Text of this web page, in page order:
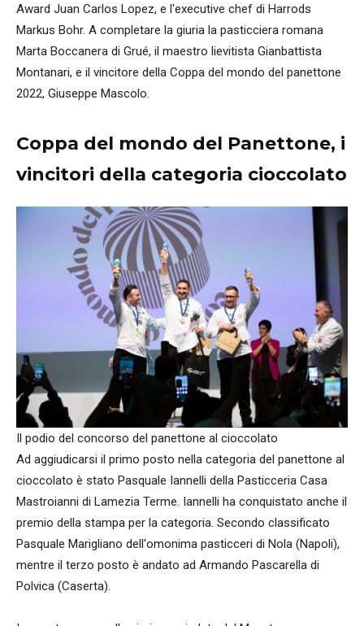
Award Juan Carlos Lopez, e l'executive chef di Harrods
Markus Bohr. A completare la giuria la pasticciera romana
Marta Boccanera di Grué, il maestro lievitista Gianbattista
Montanari, e il vincitore della Coppa del mondo del panettone
2022, Giuseppe Mascolo.
Coppa del mondo del Panettone, i
vincitori della categoria cioccolato
Il podio del concorso del panettone al cioccolato
Ad aggiudicarsi il primo posto nella categoria del panettone al
cioccolato è stato Pasquale Iannelli della Pasticceria Casa
Mastroianni di Lamezia Terme. Iannelli ha conquistato anche il
premio della stampa per la categoria. Secondo classificato
Pasquale Marigliano dell'omonima pasticceri di Nola (Napoli),
mentre il terzo posto è andato ad Armando Pascarella di
Polvica (Caserta).